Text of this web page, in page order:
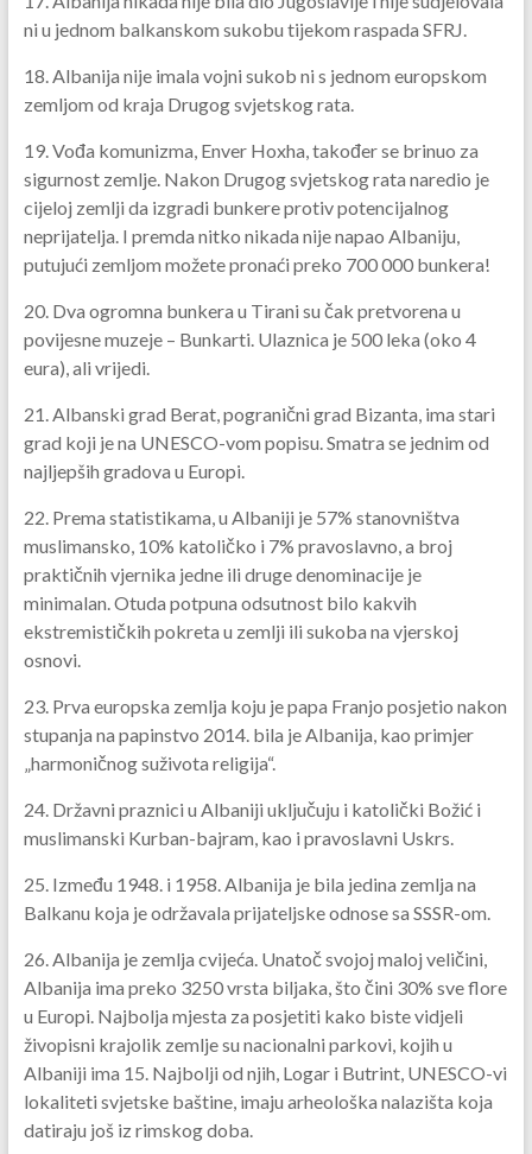
ni u jednom balkanskom sukobu tijekom raspada SFRJ.
18. Albanija nije imala vojni sukob ni s jednom europskom
zemljom od kraja Drugog svjetskog rata.
19. Vođa komunizma, Enver Hoxha, također se brinuo za
sigurnost zemlje. Nakon Drugog svjetskog rata naredio je
cijeloj zemlji da izgradi bunkere protiv potencijalnog
neprijatelja. I premda nitko nikada nije napao Albaniju,
putujući zemljom možete pronaći preko 700 000 bunkera!
20. Dva ogromna bunkera u Tirani su čak pretvorena u
povijesne muzeje – Bunkarti. Ulaznica je 500 leka (oko 4
eura), ali vrijedi.
21. Albanski grad Berat, pogranični grad Bizanta, ima stari
grad koji je na UNESCO-vom popisu. Smatra se jednim od
najljepših gradova u Europi.
22. Prema statistikama, u Albaniji je 57% stanovništva
muslimansko, 10% katoličko i 7% pravoslavno, a broj
praktičnih vjernika jedne ili druge denominacije je
minimalan. Otuda potpuna odsutnost bilo kakvih
ekstremističkih pokreta u zemlji ili sukoba na vjerskoj
osnovi.
23. Prva europska zemlja koju je papa Franjo posjetio nakon
stupanja na papinstvo 2014. bila je Albanija, kao primjer
„harmoničnog suživota religija“.
24. Državni praznici u Albaniji uključuju i katolički Božić i
muslimanski Kurban-bajram, kao i pravoslavni Uskrs.
25. Između 1948. i 1958. Albanija je bila jedina zemlja na
Balkanu koja je održavala prijateljske odnose sa SSSR-om.
26. Albanija je zemlja cvijeća. Unatoč svojoj maloj veličini,
Albanija ima preko 3250 vrsta biljaka, što čini 30% sve flore
u Europi. Najbolja mjesta za posjetiti kako biste vidjeli
živopisni krajolik zemlje su nacionalni parkovi, kojih u
Albaniji ima 15. Najbolji od njih, Logar i Butrint, UNESCO-vi
lokaliteti svjetske baštine, imaju arheološka nalazišta koja
datiraju još iz rimskog doba.